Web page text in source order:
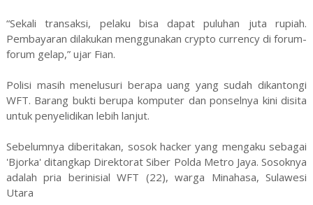
“Sekali transaksi, pelaku bisa dapat puluhan juta rupiah.
Pembayaran dilakukan menggunakan crypto currency di forum-
forum gelap,” ujar Fian.
Polisi masih menelusuri berapa uang yang sudah dikantongi
WFT. Barang bukti berupa komputer dan ponselnya kini disita
untuk penyelidikan lebih lanjut.
Sebelumnya diberitakan, sosok hacker yang mengaku sebagai
'Bjorka' ditangkap Direktorat Siber Polda Metro Jaya. Sosoknya
adalah pria berinisial WFT (22), warga Minahasa, Sulawesi
Utara